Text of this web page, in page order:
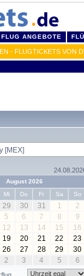
FLUG ANGEBOTE
- FLUGTICKETS VON
August 2026
Mi Do Fr Sa So
29 30 31 1
2
5 6 7 8
9
12 13 14 15
16
19 20 21 22
23
26 27 28 29
30
2 3 4 5 6